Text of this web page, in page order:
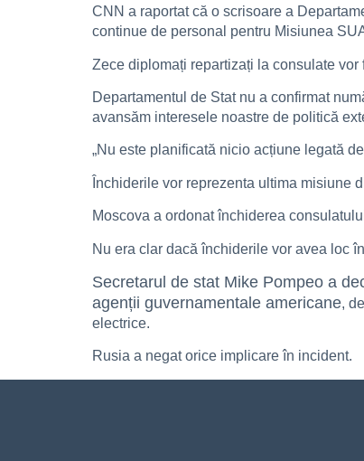
CNN a raportat că o scrisoare a
continue de personal pentru Misiunea
Zece diplomați repartizați la consulate
Departamentul de Stat nu a confirmat
avansăm interesele noastre de politică
„Nu este planificată nicio acțiune legată
Închiderile vor reprezenta ultima misiune
Moscova a ordonat închiderea
Nu era clar dacă închiderile vor avea loc
Secretarul de stat Mike Pompeo a
agenții guvernamentale americane,
electrice.
Rusia a negat orice implicare în incident.